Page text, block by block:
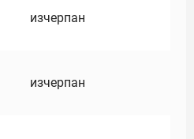
изчерпан
изчерпан